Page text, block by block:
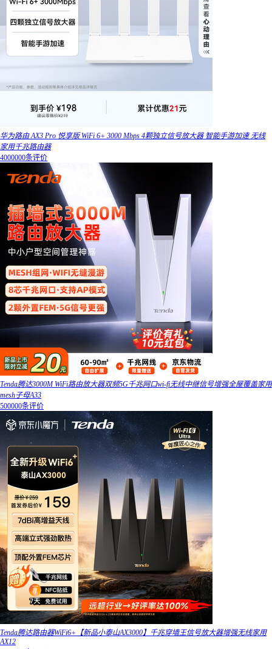
华为路由 AX3 Pro 悦享版 WiFi 6+ 3000 Mbps 4颗独立信号放大器 智能手游加速 无线
家用千兆路由器
4000000条评价
Tenda腾达3000M WiFi路由放大器双频5G千兆网口wi-fi无线中继信号增强全屋覆盖家用
mesh子母A33
500000条评价
Tenda腾达路由器WiFi6+【新品小泰山AX3000】千兆穿墙王信号放大器增强无线家用
AX12